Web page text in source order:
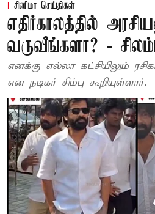
சினிமா செய்திகள்
எதிர்காலத்தில்
வருவீங்களா? -
எனக்கு எல்லா கட்சியிலும்
என நடிகர் சிம்பு கூறியுள்ளார்.